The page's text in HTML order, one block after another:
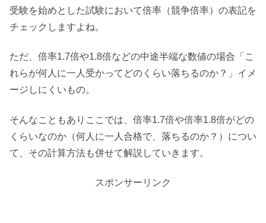
受験を始めとした試験において倍率（競争倍率）の表記を
チェックしますよね。
ただ、倍率1.7倍や1.8倍などの中途半端な数値の場合「こ
れらが何人に一人受かってどのくらい落ちるのか？」イメ
ージしにくいもの。
そんなこともありここでは、倍率1.7倍や倍率1.8倍がどの
くらいなのか（何人に一人合格で、落ちるのか？）につい
て、その計算方法も併せて解説していきます。
スポンサーリンク